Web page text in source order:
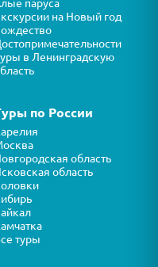
паруса
на Новый год
в Ленинградскую
по России
область
область
туры